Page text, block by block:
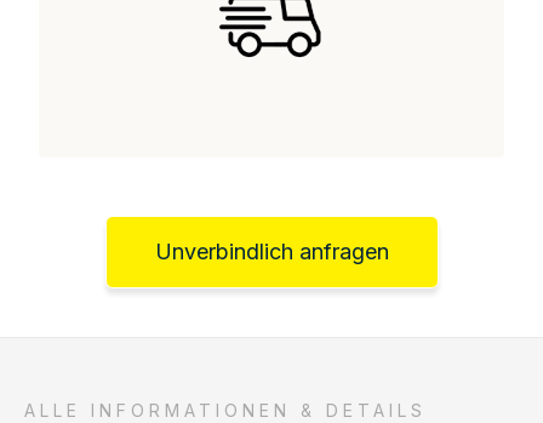
Unverbindlich anfragen
ALLE INFORMATIONEN & DETAILS